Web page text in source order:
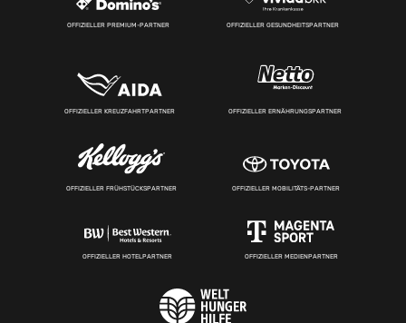
OFFIZIELLER PREMIUM-PARTNER OFFIZIELLER GESUNDHEITSPARTNER
OFFIZIELLER KREUZFAHRTPARTNER OFFIZIELLER ERNÄHRUNGSPARTNER
OFFIZIELLER FRÜHSTÜCKSPARTNER OFFIZIELLER MOBILITÄTS-PARTNER
OFFIZIELLER HOTELPARTNER OFFIZIELLER MEDIENPARTNER